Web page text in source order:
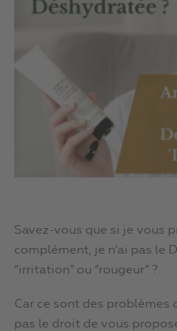
Savez-vous que si je vous
complément, je n’ai pas le
“irritation” ou “rougeur” ?
Car ce sont des problèmes
pas le droit de vous